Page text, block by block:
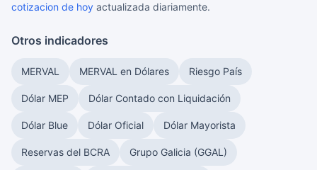
cotizacion de hoy actualizada diariamente.
Otros indicadores
MERVAL MERVAL en Dólares Riesgo País
Dólar MEP Dólar Contado con Liquidación
Dólar Blue Dólar Oficial Dólar Mayorista
Reservas del BCRA Grupo Galicia (GGAL)